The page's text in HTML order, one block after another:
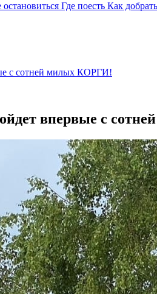
остановиться Где поесть Как
с сотней милых КОРГИ!
впервые с